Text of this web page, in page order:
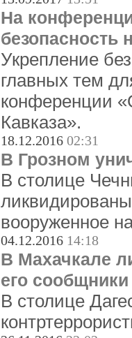
На
безопасность
Укрепление
главных тем
конференции
Кавказа».
18.12.2016 02:31
В Грозном
В столице
вооруженное
04.12.2016 14:18
В Махачкале
его сообщники
В столице